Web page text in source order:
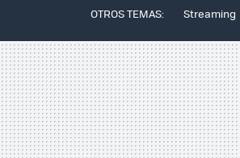
OTROS TEMAS: Streaming